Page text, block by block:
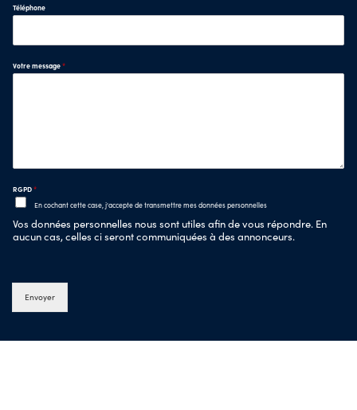
Téléphone
Votre message*
RGPD*
En cochant cette case, j'accepte de transmettre mes données personnelles
Vos données personnelles nous sont utiles afin de vous répondre. En
aucun cas, celles ci seront communiquées à des annonceurs.
Envoyer